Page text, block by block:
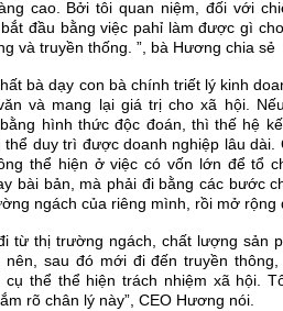
cao. Bởi tôi quan niệm, đối với
đầu bằng việc pahỉ làm được gì
và truyền thống. ”, bà Hương chia sẻ
bà dạy con bà chính triết lý kinh
và mang lại giá trị cho xã hội.
hình thức độc đoán, thì thế hệ
duy trì được doanh nghiệp lâu dài.
thể hiện ở việc có vốn lớn để tổ
bài bản, mà phải đi bằng các bước
ngách của riêng mình, rồi mở rộng
từ thị trường ngách, chất lượng sản
sau đó mới đi đến truyền
thể thể hiện trách nhiệm xã hội.
rõ chân lý này”, CEO Hương nói.